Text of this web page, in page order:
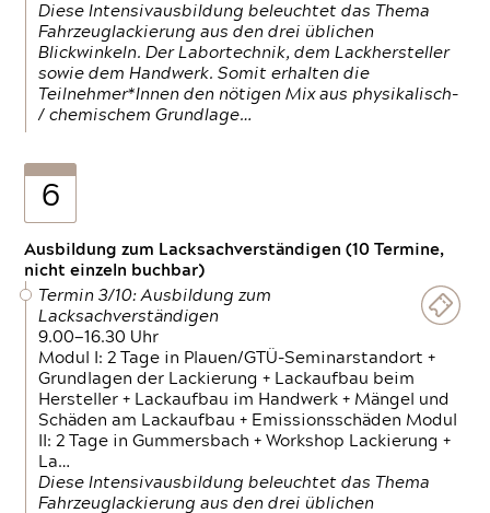
Diese Intensivausbildung beleuchtet das Thema
Fahrzeuglackierung aus den drei üblichen
Blickwinkeln. Der Labortechnik, dem Lackhersteller
sowie dem Handwerk. Somit erhalten die
Teilnehmer*Innen den nötigen Mix aus physikalisch-
/ chemischem Grundlage…
6
Ausbildung zum Lacksachverständigen (10 Termine,
nicht einzeln buchbar)
Termin 3/10: Ausbildung zum
Lacksachverständigen
9.00—16.30 Uhr
Modul I: 2 Tage in Plauen/GTÜ-Seminarstandort +
Grundlagen der Lackierung + Lackaufbau beim
Hersteller + Lackaufbau im Handwerk + Mängel und
Schäden am Lackaufbau + Emissionsschäden Modul
II: 2 Tage in Gummersbach + Workshop Lackierung +
La…
Diese Intensivausbildung beleuchtet das Thema
Fahrzeuglackierung aus den drei üblichen